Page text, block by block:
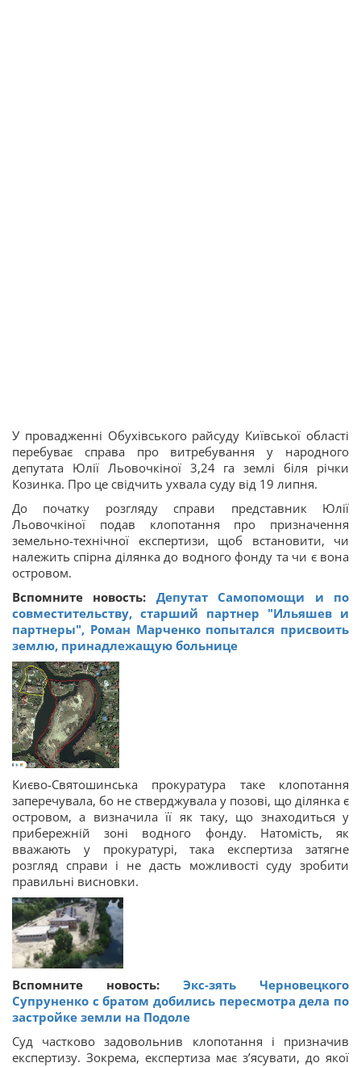
У провадженні Обухівського райсуду Київської області
перебуває справа про витребування у народного
депутата Юлії Льовочкіної 3,24 га землі біля річки
Козинка. Про це свідчить ухвала суду від 19 липня.
До початку розгляду справи представник Юлії
Льовочкіної подав клопотання про призначення
земельно-технічної експертизи, щоб встановити, чи
належить спірна ділянка до водного фонду та чи є вона
островом.
Вспомните новость: Депутат Самопомощи и по
совместительству, старший партнер "Ильяшев и
партнеры", Роман Марченко попытался присвоить
землю, принадлежащую больнице
Києво-Святошинська прокуратура таке клопотання
заперечувала, бо не стверджувала у позові, що ділянка є
островом, а визначила її як таку, що знаходиться у
прибережній зоні водного фонду. Натомість, як
вважають у прокуратурі, така експертиза затягне
розгляд справи і не дасть можливості суду зробити
правильні висновки.
Вспомните новость: Экс-зять Черновецкого
Супруненко с братом добились пересмотра дела по
застройке земли на Подоле
Суд частково задовольнив клопотання і призначив
експертизу. Зокрема, експертиза має з’ясувати, до якої